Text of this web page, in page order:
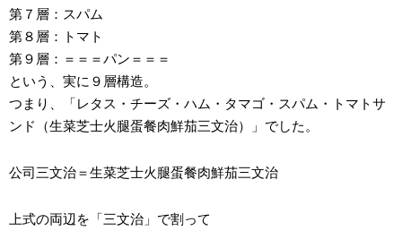
第７層：スパム
第８層：トマト
第９層：＝＝＝パン＝＝＝
という、実に９層構造。
つまり、「レタス・チーズ・ハム・タマゴ・スパム・トマトサ
ンド（生菜芝士火腿蛋餐肉鮮茄三文治）」でした。
公司三文治＝生菜芝士火腿蛋餐肉鮮茄三文治
上式の両辺を「三文治」で割って